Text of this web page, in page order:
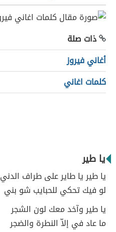
ذات صلة
أغاني فيروز
كلمات اغاني
يا طير
يا طير يا طاير على طراف الدني
لو فيك تحكي للحبايب شو بني
يا طير وآخد معك لون الشجر
ما عاد في إلاّ النطرة والضجر